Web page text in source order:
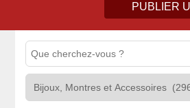
PUBLIER